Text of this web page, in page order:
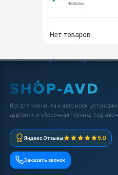
Нет товаров
Всё для клининга и автомоек:
давления и уборочная техника под ключ.
Яндекс Отзывы 5.0
Заказать звонок